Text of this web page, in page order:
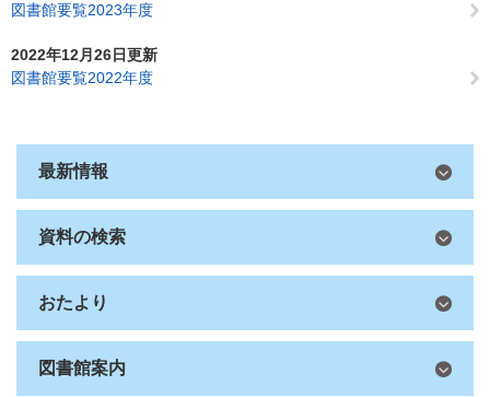
図書館要覧2023年度
2022年12月26日更新
図書館要覧2022年度
最新情報
資料の検索
おたより
図書館案内